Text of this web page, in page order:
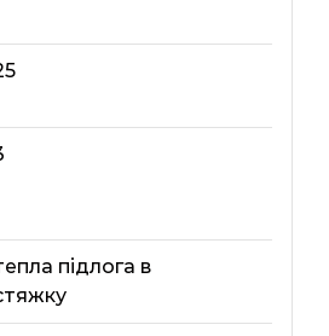
підлога в